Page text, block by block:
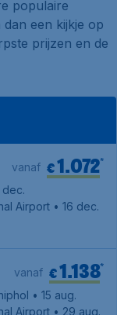
populaire
een kijkje op
prijzen en de
€1.072*
vanaf
dec.
Airport • 16 dec.
€1.138*
vanaf
• 15 aug.
Airport • 29 aug.